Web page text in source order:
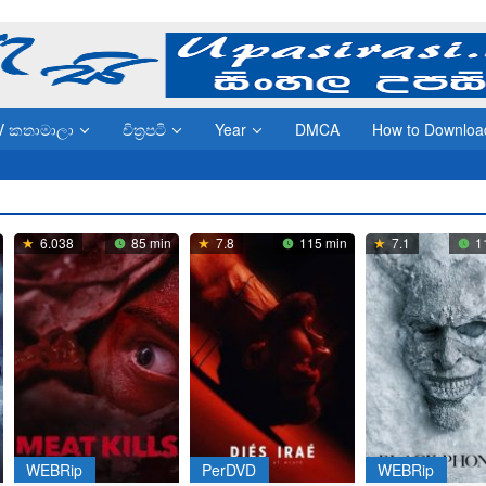
කතාමාලා චිත්‍රපටි Year DMCA How to
6.038 85 min
WEBRip
7.8 115 min
PerDVD
7.1
WEBRip